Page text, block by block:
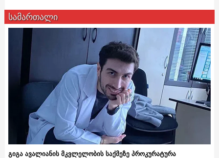
სამართალი
გიგა ავალიანის მკვლელობის საქმეზე პროკურატურა